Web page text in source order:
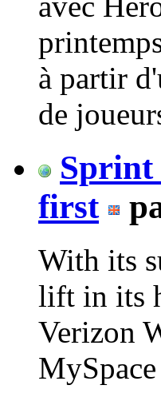
à partir
de
Sprint
first
With its
lift in its
Verizon